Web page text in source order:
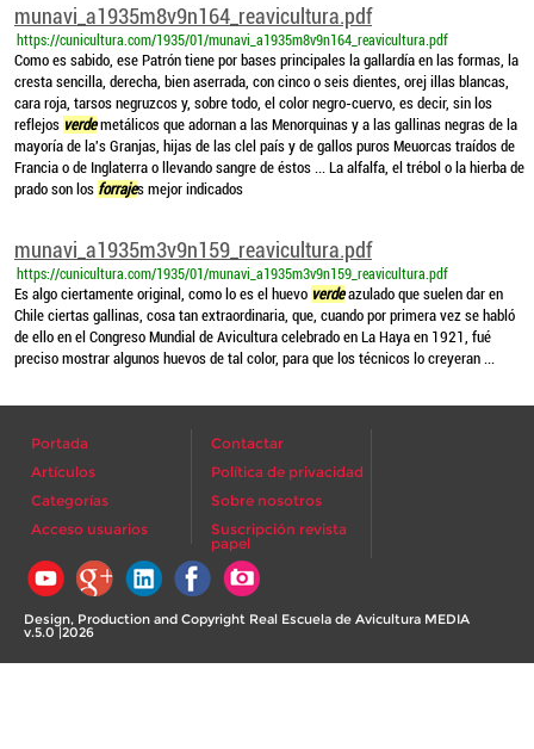
munavi_a1935m8v9n164_reavicultura.pdf
https://cunicultura.com/1935/01/munavi_a1935m8v9n164_reavicultura.pdf
Como es sabido, ese Patrón tiene por bases principales la gallardía en las formas, la
cresta sencilla, derecha, bien aserrada, con cinco o seis dientes, orej illas blancas,
cara roja, tarsos negruzcos y, sobre todo, el color negro-cuervo, es decir, sin los
reflejos verdemetálicos que adornan a las Menorquinas y a las gallinas negras de la
mayoría de la's Granjas, hijas de las clel país y de gallos puros Meuorcas traídos de
Francia o de Inglaterra o llevando sangre de éstos ... La alfalfa, el trébol o la hierba de
prado son los forrajes mejor indicados
munavi_a1935m3v9n159_reavicultura.pdf
https://cunicultura.com/1935/01/munavi_a1935m3v9n159_reavicultura.pdf
Es algo ciertamente original, como lo es el huevo verdeazulado que suelen dar en
Chile ciertas gallinas, cosa tan extraordinaria, que, cuando por primera vez se habló
de ello en el Congreso Mundial de Avicultura celebrado en La Haya en 1921, fué
preciso mostrar algunos huevos de tal color, para que los técnicos lo creyeran ...
Portada
Artículos
Categorías
Acceso usuarios
Contactar
Política de privacidad
Sobre nosotros
Suscripción revista
papel
Design, Production and Copyright Real Escuela de Avicultura MEDIA
v.5.0 |2026